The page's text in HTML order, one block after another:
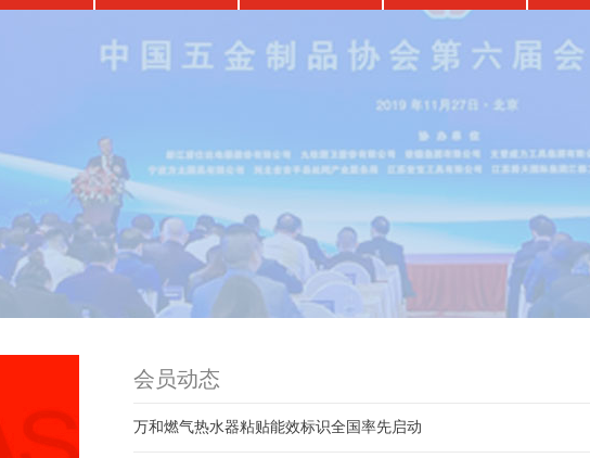
会员动态
万和燃气热水器粘贴能效标识全国率先启动